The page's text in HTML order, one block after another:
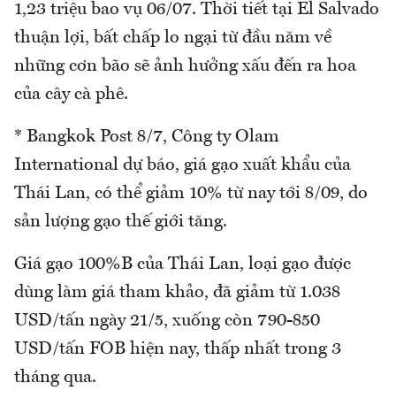
1,23 triệu bao vụ 06/07. Thời tiết tại El Salvado
thuận lợi, bất chấp lo ngại từ đầu năm về
những cơn bão sẽ ảnh hưởng xấu đến ra hoa
của cây cà phê.
* Bangkok Post 8/7, Công ty Olam
International dự báo, giá gạo xuất khẩu của
Thái Lan, có thể giảm 10% từ nay tới 8/09, do
sản lượng gạo thế giới tăng.
Giá gạo 100%B của Thái Lan, loại gạo được
dùng làm giá tham khảo, đã giảm từ 1.038
USD/tấn ngày 21/5, xuống còn 790-850
USD/tấn FOB hiện nay, thấp nhất trong 3
tháng qua.